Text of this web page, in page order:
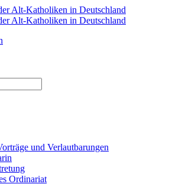
und Verlautbarungen
Ordinariat